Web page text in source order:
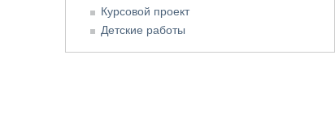
Курсовой проект
Детские работы